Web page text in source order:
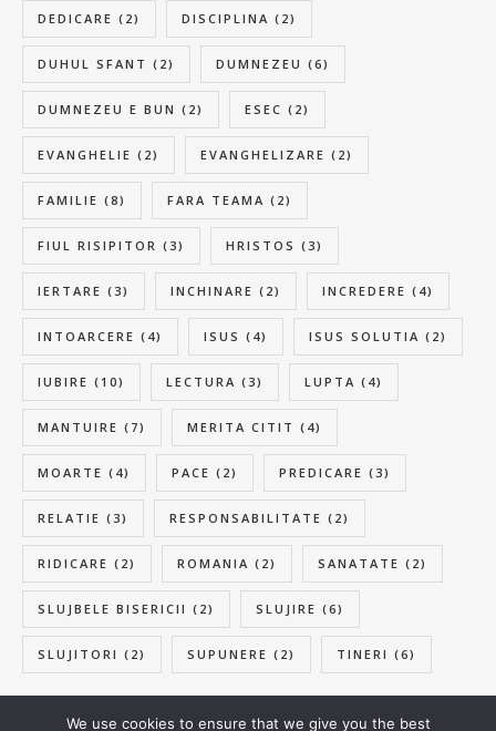
DEDICARE (2) DISCIPLINA (2)
DUHUL SFANT (2) DUMNEZEU (6)
DUMNEZEU E BUN (2) ESEC (2)
EVANGHELIE (2) EVANGHELIZARE (2)
FAMILIE (8) FARA TEAMA (2)
FIUL RISIPITOR (3) HRISTOS (3)
IERTARE (3) INCHINARE (2) INCREDERE (4)
INTOARCERE (4) ISUS (4) ISUS SOLUTIA (2)
IUBIRE (10) LECTURA (3) LUPTA (4)
MANTUIRE (7) MERITA CITIT (4)
MOARTE (4) PACE (2) PREDICARE (3)
RELATIE (3) RESPONSABILITATE (2)
RIDICARE (2) ROMANIA (2) SANATATE (2)
SLUJBELE BISERICII (2) SLUJIRE (6)
SLUJITORI (2) SUPUNERE (2) TINERI (6)
We use cookies to ensure that we give you the best